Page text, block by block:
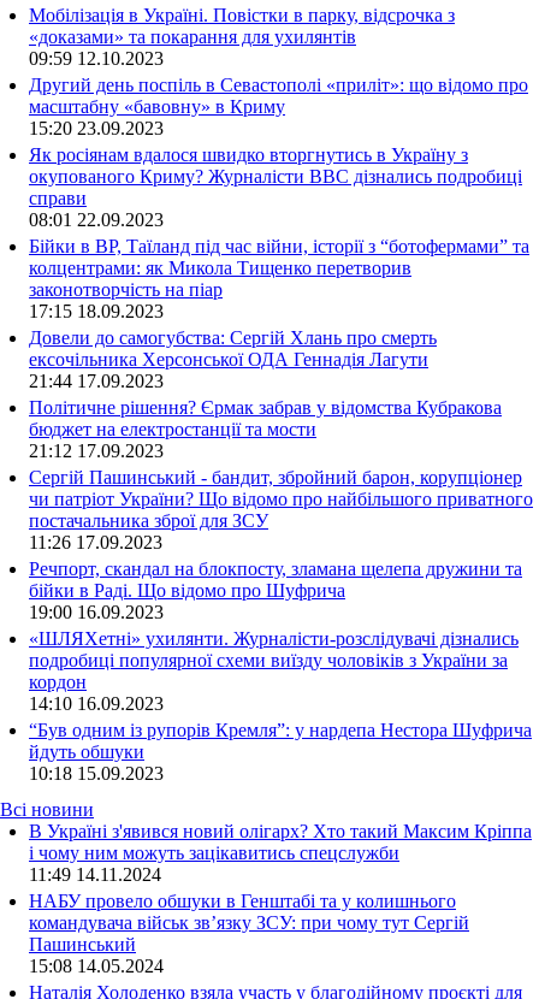
Мобілізація в Україні. Повістки в парку, відсрочка з
«доказами» та покарання для ухилянтів
09:59 12.10.2023
Другий день поспіль в Севастополі «приліт»: що відомо про
масштабну «бавовну» в Криму
15:20 23.09.2023
Як росіянам вдалося швидко вторгнутись в Україну з
окупованого Криму? Журналісти ВВС дізнались подробиці
справи
08:01 22.09.2023
Бійки в ВР, Таїланд під час війни, історії з “ботофермами” та
колцентрами: як Микола Тищенко перетворив
законотворчість на піар
17:15 18.09.2023
Довели до самогубства: Сергій Хлань про смерть
ексочільника Херсонської ОДА Геннадія Лагути
21:44 17.09.2023
Політичне рішення? Єрмак забрав у відомства Кубракова
бюджет на електростанції та мости
21:12 17.09.2023
Сергій Пашинський - бандит, збройний барон, корупціонер
чи патріот України? Що відомо про найбільшого приватного
постачальника зброї для ЗСУ
11:26 17.09.2023
Речпорт, скандал на блокпосту, зламана щелепа дружини та
бійки в Раді. Що відомо про Шуфрича
19:00 16.09.2023
«ШЛЯХетні» ухилянти. Журналісти-розслідувачі дізнались
подробиці популярної схеми виїзду чоловіків з України за
кордон
14:10 16.09.2023
“Був одним із рупорів Кремля”: у нардепа Нестора Шуфрича
йдуть обшуки
10:18 15.09.2023
Всі новини
В Україні з'явився новий олігарх? Хто такий Максим Кріппа
і чому ним можуть зацікавитись спецслужби
11:49 14.11.2024
НАБУ провело обшуки в Генштабі та у колишнього
командувача військ зв’язку ЗСУ: при чому тут Сергій
Пашинський
15:08 14.05.2024
Наталія Холоденко взяла участь у благодійному проєкті для